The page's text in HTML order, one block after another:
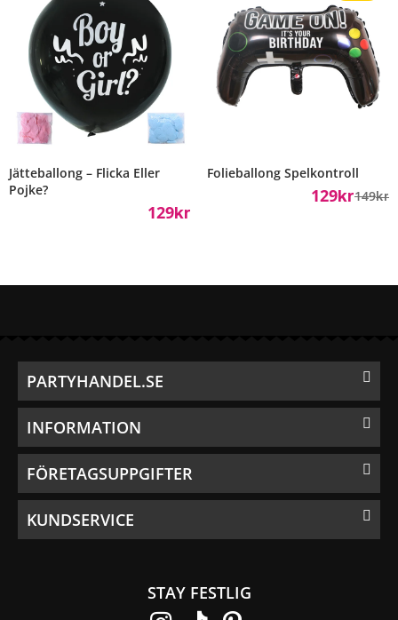
Jätteballong – Flicka Eller
Pojke?
129Kr
Folieballong Spelkontroll
149Kr
129Kr
PARTYHANDEL.SE
INFORMATION
FÖRETAGSUPPGIFTER
KUNDSERVICE
STAY FESTLIG